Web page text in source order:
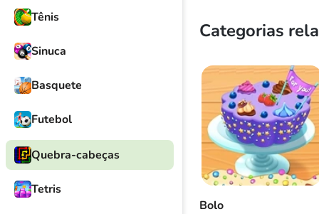
Tênis
Sinuca
Basquete
Futebol
Quebra-cabeças
Tetris
Categorias
Bolo